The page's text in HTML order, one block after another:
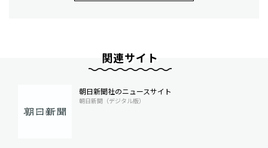
関連サイト
朝日新聞社のニュースサイト
朝日新聞（デジタル版）